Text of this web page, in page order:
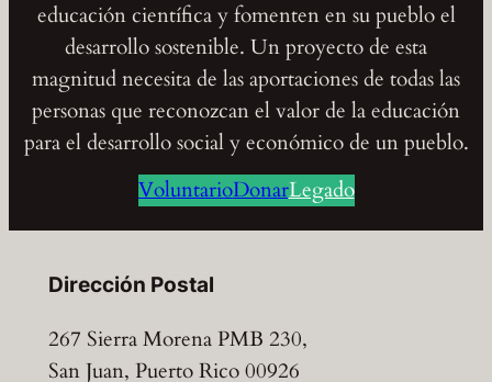
educación científica y fomenten en su pueblo el
desarrollo sostenible. Un proyecto de esta
magnitud necesita de las aportaciones de todas las
personas que reconozcan el valor de la educación
para el desarrollo social y económico de un pueblo.
VoluntarioDonarLegado
Dirección Postal
267 Sierra Morena PMB 230,
San Juan, Puerto Rico 00926